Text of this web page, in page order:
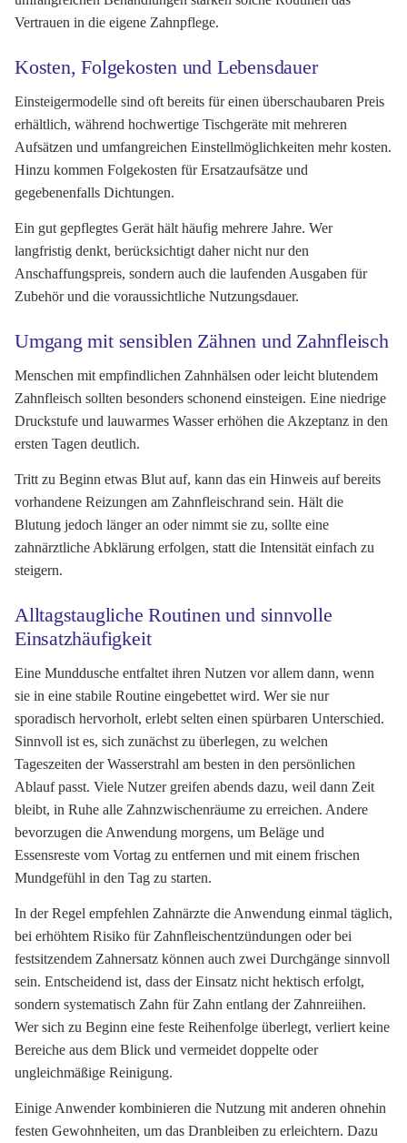
Vertrauen in die eigene Zahnpflege.
Kosten, Folgekosten und Lebensdauer
Einsteigermodelle sind oft bereits für einen überschaubaren Preis
erhältlich, während hochwertige Tischgeräte mit mehreren
Aufsätzen und umfangreichen Einstellmöglichkeiten mehr kosten.
Hinzu kommen Folgekosten für Ersatzaufsätze und
gegebenenfalls Dichtungen.
Ein gut gepflegtes Gerät hält häufig mehrere Jahre. Wer
langfristig denkt, berücksichtigt daher nicht nur den
Anschaffungspreis, sondern auch die laufenden Ausgaben für
Zubehör und die voraussichtliche Nutzungsdauer.
Umgang mit sensiblen Zähnen und Zahnfleisch
Menschen mit empfindlichen Zahnhälsen oder leicht blutendem
Zahnfleisch sollten besonders schonend einsteigen. Eine niedrige
Druckstufe und lauwarmes Wasser erhöhen die Akzeptanz in den
ersten Tagen deutlich.
Tritt zu Beginn etwas Blut auf, kann das ein Hinweis auf bereits
vorhandene Reizungen am Zahnfleischrand sein. Hält die
Blutung jedoch länger an oder nimmt sie zu, sollte eine
zahnärztliche Abklärung erfolgen, statt die Intensität einfach zu
steigern.
Alltagstaugliche Routinen und sinnvolle
Einsatzhäufigkeit
Eine Munddusche entfaltet ihren Nutzen vor allem dann, wenn
sie in eine stabile Routine eingebettet wird. Wer sie nur
sporadisch hervorholt, erlebt selten einen spürbaren Unterschied.
Sinnvoll ist es, sich zunächst zu überlegen, zu welchen
Tageszeiten der Wasserstrahl am besten in den persönlichen
Ablauf passt. Viele Nutzer greifen abends dazu, weil dann Zeit
bleibt, in Ruhe alle Zahnzwischenräume zu erreichen. Andere
bevorzugen die Anwendung morgens, um Beläge und
Essensreste vom Vortag zu entfernen und mit einem frischen
Mundgefühl in den Tag zu starten.
In der Regel empfehlen Zahnärzte die Anwendung einmal täglich,
bei erhöhtem Risiko für Zahnfleischentzündungen oder bei
festsitzendem Zahnersatz können auch zwei Durchgänge sinnvoll
sein. Entscheidend ist, dass der Einsatz nicht hektisch erfolgt,
sondern systematisch Zahn für Zahn entlang der Zahnreiihen.
Wer sich zu Beginn eine feste Reihenfolge überlegt, verliert keine
Bereiche aus dem Blick und vermeidet doppelte oder
ungleichmäßige Reinigung.
Einige Anwender kombinieren die Nutzung mit anderen ohnehin
festen Gewohnheiten, um das Dranbleiben zu erleichtern. Dazu